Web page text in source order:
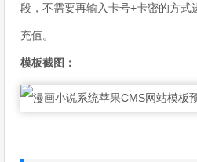
段，不需要再输入卡号+卡密的方式
充值。
模板截图：